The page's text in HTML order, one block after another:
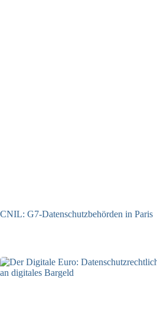
CNIL: G7-Datenschutzbehörden in Paris